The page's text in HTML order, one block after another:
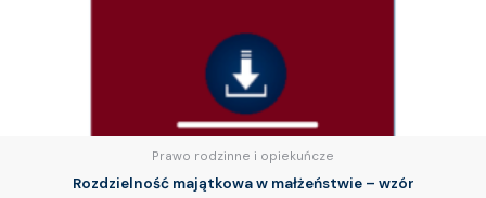
Prawo rodzinne i opiekuńcze
Rozdzielność majątkowa w małżeństwie – wzór